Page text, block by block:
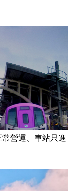
營運、車站只進